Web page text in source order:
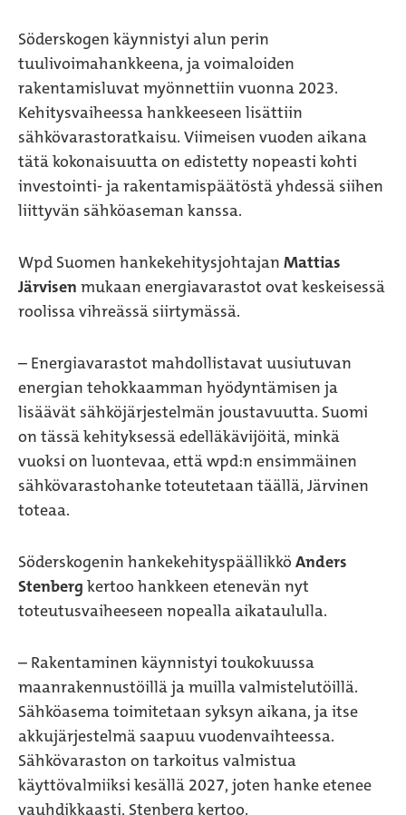
Söderskogen käynnistyi alun perin
tuulivoimahankkeena, ja voimaloiden
rakentamisluvat myönnettiin vuonna 2023.
Kehitysvaiheessa hankkeeseen lisättiin
sähkövarastoratkaisu. Viimeisen vuoden aikana
tätä kokonaisuutta on edistetty nopeasti kohti
investointi- ja rakentamispäätöstä yhdessä siihen
liittyvän sähköaseman kanssa.
Wpd Suomen hankekehitysjohtajan Mattias
Järvisen mukaan energiavarastot ovat keskeisessä
roolissa vihreässä siirtymässä.
– Energiavarastot mahdollistavat uusiutuvan
energian tehokkaamman hyödyntämisen ja
lisäävät sähköjärjestelmän joustavuutta. Suomi
on tässä kehityksessä edelläkävijöitä, minkä
vuoksi on luontevaa, että wpd:n ensimmäinen
sähkövarastohanke toteutetaan täällä, Järvinen
toteaa.
Söderskogenin hankekehityspäällikkö Anders
Stenberg kertoo hankkeen etenevän nyt
toteutusvaiheeseen nopealla aikataululla.
– Rakentaminen käynnistyi toukokuussa
maanrakennustöillä ja muilla valmistelutöillä.
Sähköasema toimitetaan syksyn aikana, ja itse
akkujärjestelmä saapuu vuodenvaihteessa.
Sähkövaraston on tarkoitus valmistua
käyttövalmiiksi kesällä 2027, joten hanke etenee
vauhdikkaasti, Stenberg kertoo.